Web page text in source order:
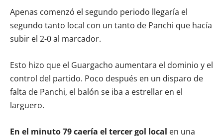
Apenas comenzó el segundo periodo llegaría el
segundo tanto local con un tanto de Panchi que hacía
subir el 2-0 al marcador.
Esto hizo que el Guargacho aumentara el dominio y el
control del partido. Poco después en un disparo de
falta de Panchi, el balón se iba a estrellar en el
larguero.
En el minuto 79 caería el tercer gol local en una